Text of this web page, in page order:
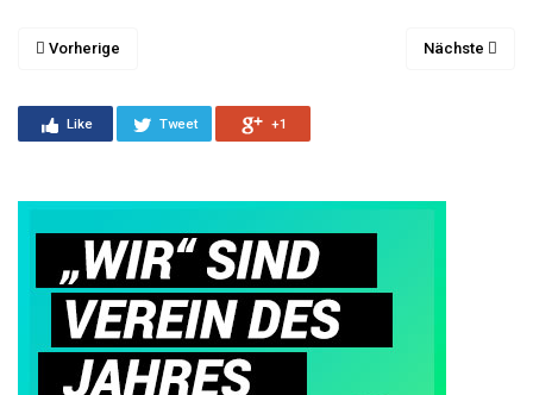
Vorherige Nächste
Like Tweet +1